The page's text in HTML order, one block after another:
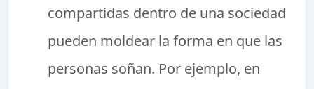
compartidas dentro de una sociedad
pueden moldear la forma en que las
personas soñan. Por ejemplo, en